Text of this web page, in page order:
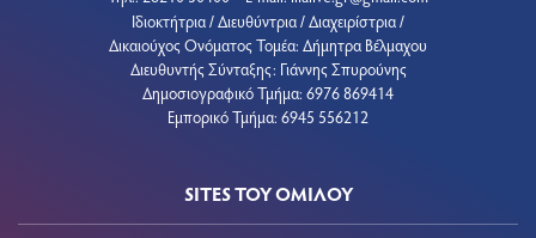
Ιδιοκτήτρια / Διευθύντρια / Διαχειρίστρια /
Δικαιούχος Ονόματος Τομέα: Δήμητρα Βέλμαχου
Διευθυντής Σύνταξης: Γιάννης Σπυρούνης
Δημοσιογραφικό Τμήμα: 6976 869414
Εμπορικό Τμήμα: 6945 556212
SITES ΤΟΥ ΟΜΙΛΟΥ